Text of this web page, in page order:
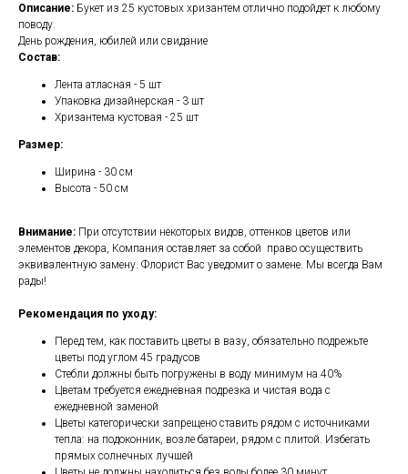
Описание: Букет из 25 кустовых хризантем отлично подойдет к любому
поводу.
День рождения, юбилей или свидание
Состав:
Лента атласная - 5 шт
Упаковка дизайнерская - 3 шт
Хризантема кустовая - 25 шт
Рaзмeр:
Ширинa - 30 cм
Выcoтa - 50 cм
Внимание: При отсутствии некоторых видов, оттенков цветов или
элементов декора, Компания оставляет за собой право осуществить
эквивалентную замену. Флорист Вас уведомит о замене. Мы всегда Вам
рады!
Рекомендация по уходу:
Перед тем, как поставить цветы в вазу, обязательно подрежьте
цветы под углом 45 градусов
Стебли должны быть погружены в воду минимум на 40%
Цветам требуется ежедневная подрезка и чистая вода с
ежедневной заменой
Цветы категорически запрещено ставить рядом с источниками
тепла: на подоконник, возле батареи, рядом с плитой. Избегать
прямых солнечных лучшей